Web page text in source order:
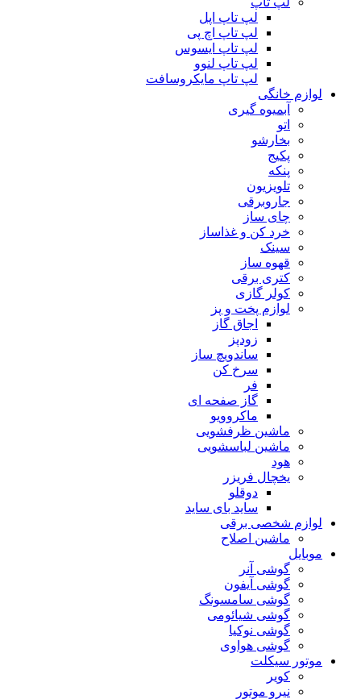
لپ تاپ اپل
لپ تاپ اچ پی
لپ تاپ ایسوس
لپ تاپ لنوو
لپ تاپ مایکروسافت
لوازم خانگی
آبمیوه گیری
اتو
بخارشو
پکیج
پنکه
تلویزیون
جاروبرقی
چای ساز
خرد کن و غذاساز
سینک
قهوه ساز
کتری برقی
کولر گازی
لوازم پخت و پز
اجاق گاز
زودپز
ساندویچ ساز
سرخ کن
فر
گاز صفحه ای
ماکروویو
ماشین ظرفشویی
ماشین لباسشویی
هود
یخچال فریزر
دوقلو
ساید بای ساید
لوازم شخصی برقی
ماشین اصلاح
موبایل
گوشی آنر
گوشی آیفون
گوشی سامسونگ
گوشی شیائومی
گوشی نوکیا
گوشی هواوی
موتور سیکلت
کویر
نیرو موتور